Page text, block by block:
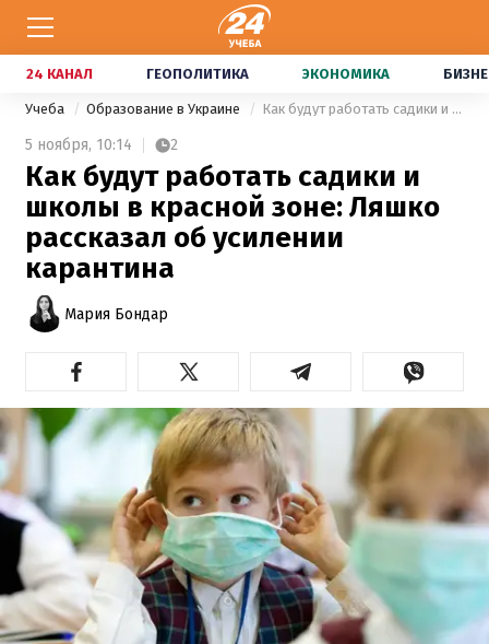
24 КАНАЛ ГЕОПОЛИТИКА ЭКОНОМИКА
Учеба Образование в Украине Как будут работать садики и школы в красной зоне: Ляшко рассказал об усилении карантина
5 ноября, 10:14 2
Как будут работать садики и
школы в красной зоне: Ляшко
рассказал об усилении
карантина
Мария Бондар